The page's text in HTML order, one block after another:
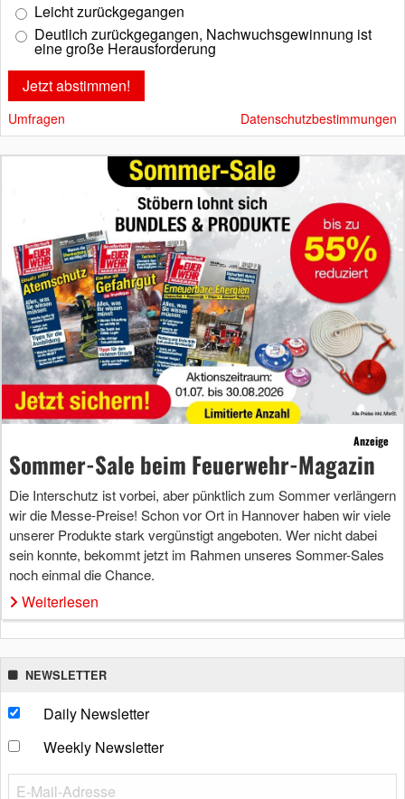
Leicht zurückgegangen
Deutlich zurückgegangen, Nachwuchsgewinnung ist
eine große Herausforderung
Umfragen Datenschutzbestimmungen
Anzeige
Sommer-Sale beim Feuerwehr-Magazin
Die Interschutz ist vorbei, aber pünktlich zum Sommer verlängern
wir die Messe-Preise! Schon vor Ort in Hannover haben wir viele
unserer Produkte stark vergünstigt angeboten. Wer nicht dabei
sein konnte, bekommt jetzt im Rahmen unseres Sommer-Sales
noch einmal die Chance.
Weiterlesen
NEWSLETTER
Daily Newsletter
Weekly Newsletter